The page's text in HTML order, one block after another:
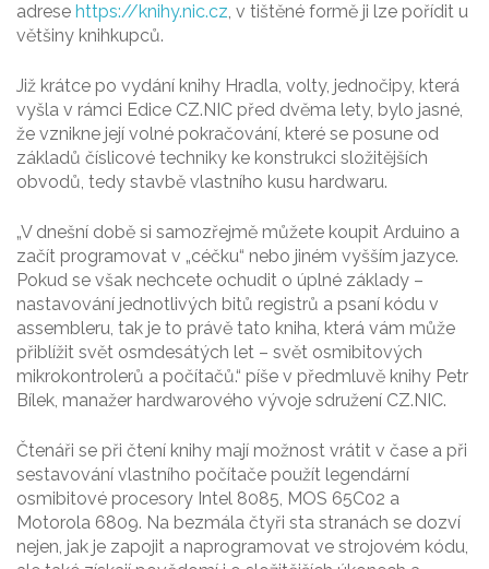
adrese https://knihy.nic.cz, v tištěné formě ji lze pořídit u
většiny knihkupců.
Již krátce po vydání knihy Hradla, volty, jednočipy, která
vyšla v rámci Edice CZ.NIC před dvěma lety, bylo jasné,
že vznikne její volné pokračování, které se posune od
základů číslicové techniky ke konstrukci složitějších
obvodů, tedy stavbě vlastního kusu hardwaru.
„V dnešní době si samozřejmě můžete koupit Arduino a
začít programovat v „céčku“ nebo jiném vyšším jazyce.
Pokud se však nechcete ochudit o úplné základy –
nastavování jednotlivých bitů registrů a psaní kódu v
assembleru, tak je to právě tato kniha, která vám může
přiblížit svět osmdesátých let – svět osmibitových
mikrokontrolerů a počítačů.“ píše v předmluvě knihy Petr
Bílek, manažer hardwarového vývoje sdružení CZ.NIC.
Čtenáři se při čtení knihy mají možnost vrátit v čase a při
sestavování vlastního počítače použít legendární
osmibitové procesory Intel 8085, MOS 65C02 a
Motorola 6809. Na bezmála čtyři sta stranách se dozví
nejen, jak je zapojit a naprogramovat ve strojovém kódu,